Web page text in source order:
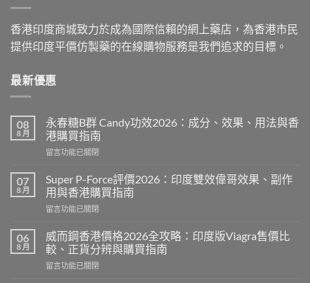
香港印度商城致力於成為國際信賴的網上藥店，為香港市民
提供印度平價仿製藥的在線購物服務是我們追求的目標。
最新優惠
08
8 月
永春糖B群 Candy功效2026：成分、效果、用法與香
港購買指南
在
春
糖
B
群
功
效
2026：
成
留言功能已關閉
07
8 月
Super P-Force評價2026：印度雙效偉哥效果、副作
用與香港購買指南
在
P-
Force
評
價
留言功能已關閉
06
8 月
威而鋼香港價格2026全攻略：印度版Viagra售價比
較、正貨分辨與購買指南
在
留言功能已關閉